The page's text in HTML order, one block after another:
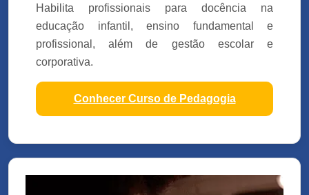
Habilita profissionais para docência na
educação infantil, ensino fundamental e
profissional, além de gestão escolar e
corporativa.
Conhecer Curso de Pedagogia